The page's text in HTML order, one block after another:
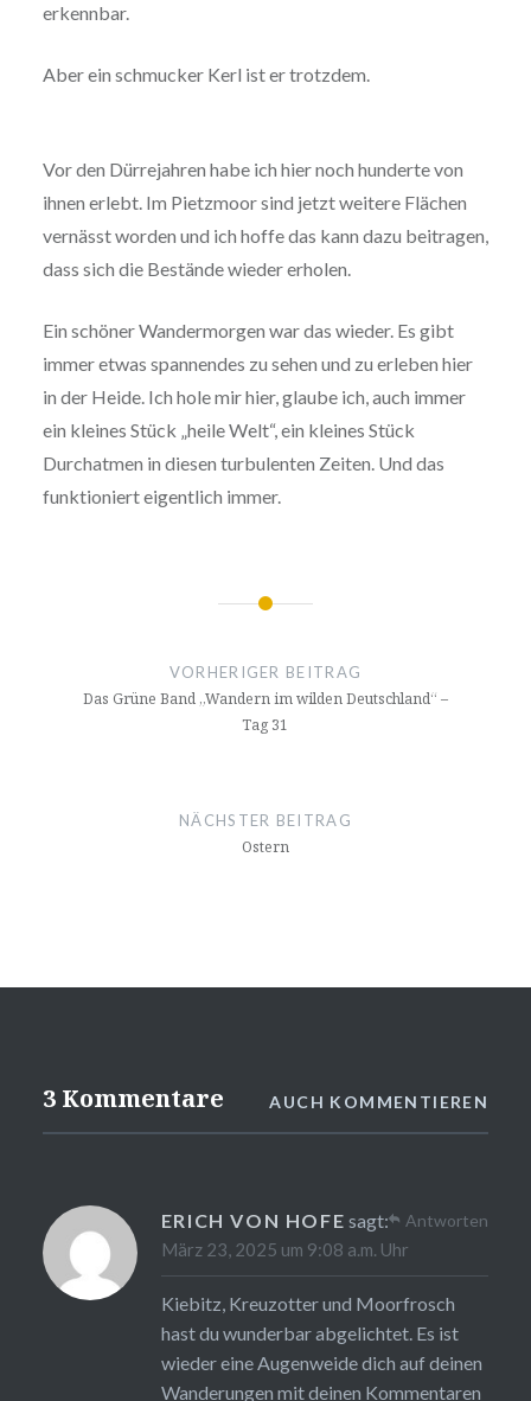
erkennbar.
Aber ein schmucker Kerl ist er trotzdem.
Vor den Dürrejahren habe ich hier noch hunderte von
ihnen erlebt. Im Pietzmoor sind jetzt weitere Flächen
vernässt worden und ich hoffe das kann dazu beitragen,
dass sich die Bestände wieder erholen.
Ein schöner Wandermorgen war das wieder. Es gibt
immer etwas spannendes zu sehen und zu erleben hier
in der Heide. Ich hole mir hier, glaube ich, auch immer
ein kleines Stück „heile Welt“, ein kleines Stück
Durchatmen in diesen turbulenten Zeiten. Und das
funktioniert eigentlich immer.
Beitragsnavigation
VORHERIGER BEITRAG
Das Grüne Band „Wandern im wilden Deutschland“ –
Tag 31
NÄCHSTER BEITRAG
Ostern
3 Kommentare AUCH KOMMENTIEREN
ERICH VON HOFE sagt:
März 23, 2025 um 9:08 a.m. Uhr
Kiebitz, Kreuzotter und Moorfrosch
hast du wunderbar abgelichtet. Es ist
wieder eine Augenweide dich auf deinen
Wanderungen mit deinen Kommentaren
Antworten